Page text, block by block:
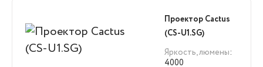
Проектор Cactus
(CS-U1.SG)
Яркость, люмены:
4000